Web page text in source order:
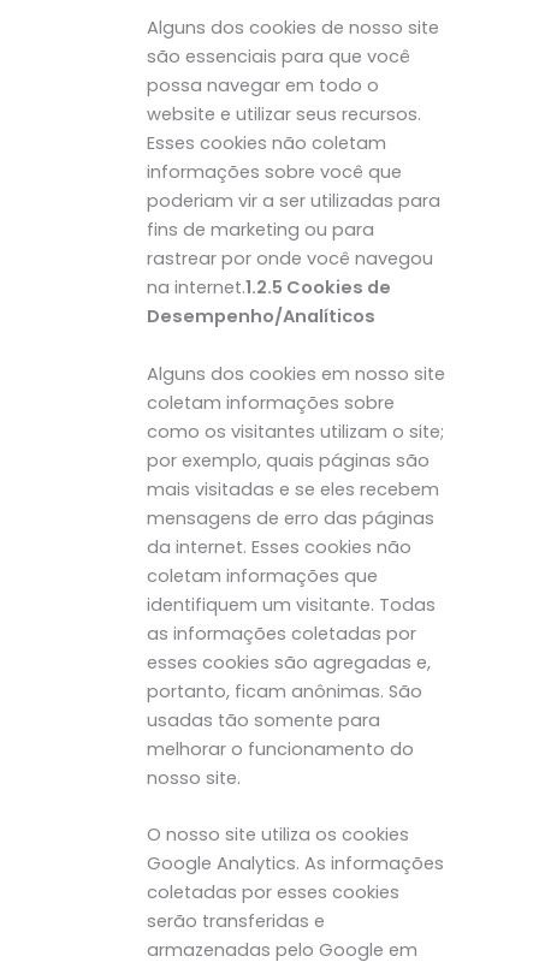
Alguns dos cookies de nosso site
são essenciais para que você
possa navegar em todo o
website e utilizar seus recursos.
Esses cookies não coletam
informações sobre você que
poderiam vir a ser utilizadas para
fins de marketing ou para
rastrear por onde você navegou
na internet.1.2.5 Cookies de
Desempenho/Analíticos
Alguns dos cookies em nosso site
coletam informações sobre
como os visitantes utilizam o site;
por exemplo, quais páginas são
mais visitadas e se eles recebem
mensagens de erro das páginas
da internet. Esses cookies não
coletam informações que
identifiquem um visitante. Todas
as informações coletadas por
esses cookies são agregadas e,
portanto, ficam anônimas. São
usadas tão somente para
melhorar o funcionamento do
nosso site.
O nosso site utiliza os cookies
Google Analytics. As informações
coletadas por esses cookies
serão transferidas e
armazenadas pelo Google em